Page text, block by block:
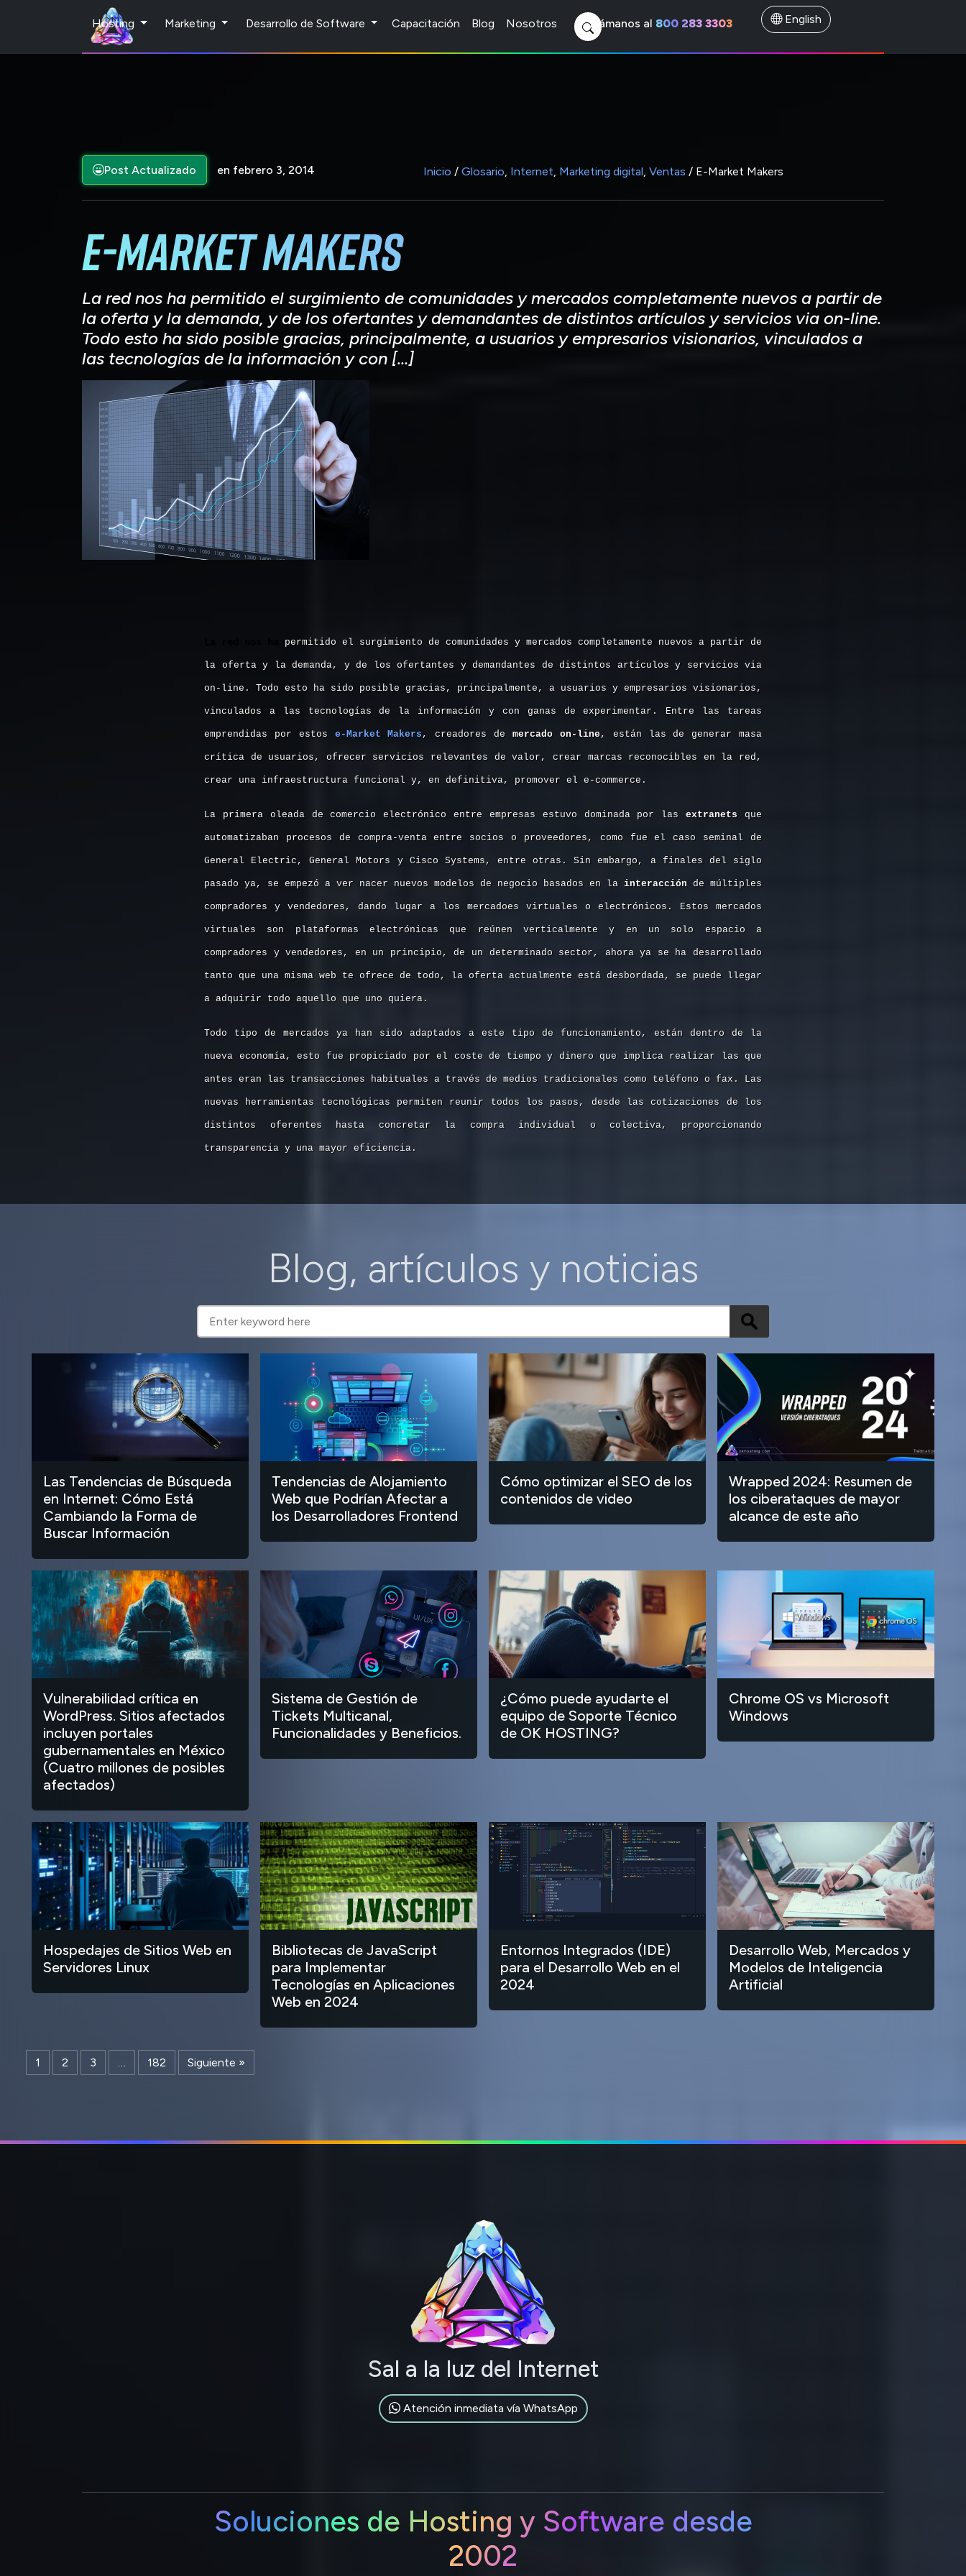
Hosting Marketing Desarrollo de Software Capacitación Blog Nosotros Llámanos al 800 283 3303 English
Post Actualizado en febrero 3, 2014 Inicio / Glosario, Internet, Marketing digital, Ventas / E-Market Makers
E-Market Makers
La red nos ha permitido el surgimiento de comunidades y mercados completamente nuevos a partir de
la oferta y la demanda, y de los ofertantes y demandantes de distintos artículos y servicios via on-line.
Todo esto ha sido posible gracias, principalmente, a usuarios y empresarios visionarios, vinculados a
las tecnologías de la información y con […]
permitido el surgimiento de comunidades y mercados completamente nuevos a partir de
la oferta y la demanda, y de los ofertantes y demandantes de distintos artículos y servicios via
on-line. Todo esto ha sido posible gracias, principalmente, a usuarios y empresarios visionarios,
vinculados a las tecnologías de la información y con ganas de experimentar. Entre las tareas
emprendidas por estos e-Market Makers , creadores de mercado on-line , están las de generar masa
crítica de usuarios, ofrecer servicios relevantes de valor, crear marcas reconocibles en la red,
crear una infraestructura funcional y, en definitiva, promover el e-commerce.
La primera oleada de comercio electrónico entre empresas estuvo dominada por lasextranets que
automatizaban procesos de compra-venta entre socios o proveedores, como fue el caso seminal de
General Electric, General Motors y Cisco Systems, entre otras. Sin embargo, a finales del siglo
pasado ya, se empezó a ver nacer nuevos modelos de negocio basados en la interacción de múltiples
compradores y vendedores, dando lugar a los mercadoes virtuales o electrónicos. Estos mercados
virtuales son plataformas electrónicas que reúnen verticalmente y en un solo espacio a
compradores y vendedores, en un principio, de un determinado sector, ahora ya se ha desarrollado
tanto que una misma web te ofrece de todo, la oferta actualmente está desbordada, se puede llegar
a adquirir todo aquello que uno quiera.
Todo tipo de mercados ya han sido adaptados a este tipo de funcionamiento, están dentro de la
nueva economía, esto fue propiciado por el coste de tiempo y dinero que implica realizar las que
antes eran las transacciones habituales a través de medios tradicionales como teléfono o fax. Las
nuevas herramientas tecnológicas permiten reunir todos los pasos, desde las cotizaciones de los
distintos oferentes hasta concretar la compra individual o colectiva, proporcionando
transparencia y una mayor eficiencia.
Blog, artículos y noticias
Las Tendencias de Búsqueda
en Internet: Cómo Está
Cambiando la Forma de
Buscar Información
Tendencias de Alojamiento
Web que Podrían Afectar a
los Desarrolladores Frontend
Cómo optimizar el SEO de los
contenidos de video
Wrapped 2024: Resumen de
los ciberataques de mayor
alcance de este año
Vulnerabilidad crítica en
WordPress. Sitios afectados
incluyen portales
gubernamentales en México
(Cuatro millones de posibles
afectados)
Sistema de Gestión de
Tickets Multicanal,
Funcionalidades y Beneficios.
¿Cómo puede ayudarte el
equipo de Soporte Técnico
de OK HOSTING?
Chrome OS vs Microsoft
Windows
Hospedajes de Sitios Web en
Servidores Linux
Bibliotecas de JavaScript
para Implementar
Tecnologías en Aplicaciones
Web en 2024
Entornos Integrados (IDE)
para el Desarrollo Web en el
2024
Desarrollo Web, Mercados y
Modelos de Inteligencia
Artificial
1 2 3 … 182 Siguiente »
Sal a la luz del Internet
Atención inmediata vía WhatsApp
Soluciones de Hosting y Software desde
2002